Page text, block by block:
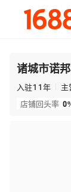
诸城市诺
入驻11年 主
店铺回头率